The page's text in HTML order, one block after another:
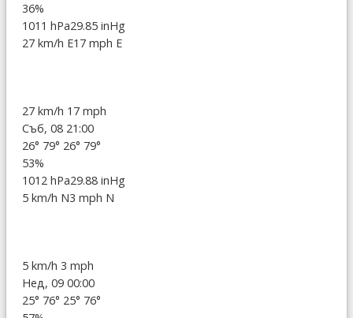
36%
1011 hPa29.85 inHg
27 km/h E17 mph E
27 km/h 17 mph
Съб, 08 21:00
26° 79° 26° 79°
53%
1012 hPa29.88 inHg
5 km/h N3 mph N
5 km/h 3 mph
Нед, 09 00:00
25° 76° 25° 76°